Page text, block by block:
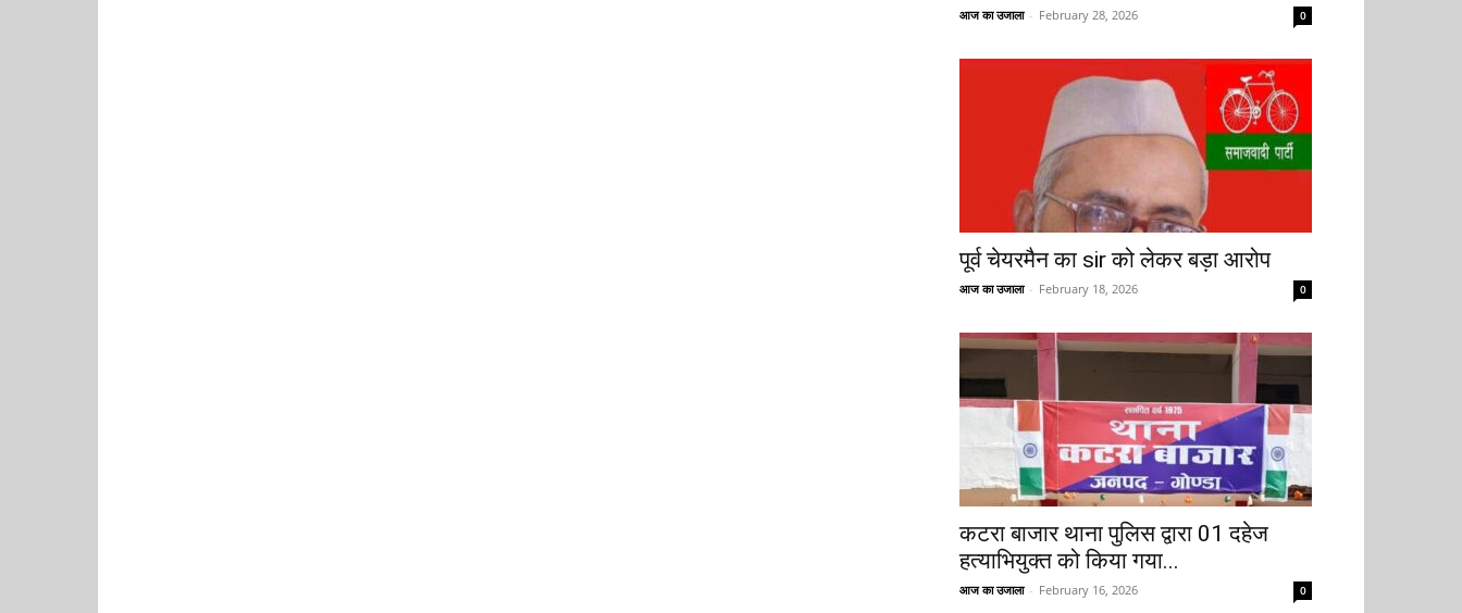
आज का उजाला - February 28, 2026 0
पूर्व चेयरमैन का sir को लेकर बड़ा आरोप
आज का उजाला - February 18, 2026 0
कटरा बाजार थाना पुलिस द्वारा 01 दहेज
हत्याभियुक्त को किया गया...
आज का उजाला - February 16, 2026 0